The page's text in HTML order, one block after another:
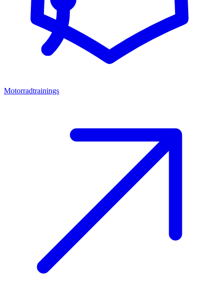
Motorradtrainings